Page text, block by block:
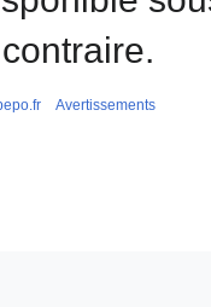
Avertissements